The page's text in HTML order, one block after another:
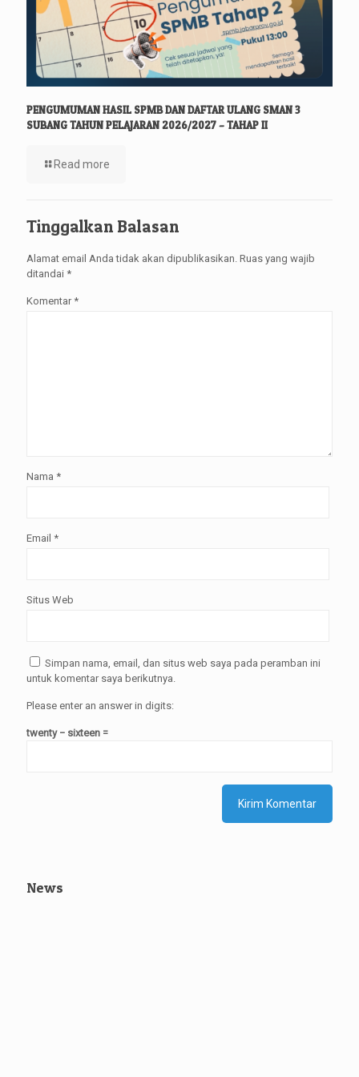
PENGUMUMAN HASIL SPMB DAN DAFTAR ULANG SMAN 3
SUBANG TAHUN PELAJARAN 2026/2027 – TAHAP II
Read more
Tinggalkan Balasan
Alamat email Anda tidak akan dipublikasikan. Ruas yang wajib
ditandai *
Komentar *
Nama *
Email *
Situs Web
Simpan nama, email, dan situs web saya pada peramban ini
untuk komentar saya berikutnya.
Please enter an answer in digits:
twenty − sixteen =
News